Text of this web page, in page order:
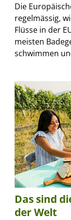
Die
regelmässig,
Flüsse in der
meisten
schwimmen
Das sind
der Welt